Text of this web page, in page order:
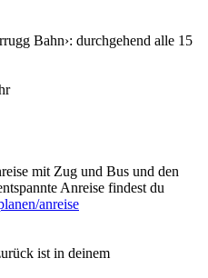
Bahn›: durchgehend alle 15
mit Zug und Bus und den
Anreise findest du
anreise
ist in deinem